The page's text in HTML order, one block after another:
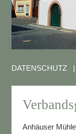
DATENSCHUTZ|
Anhäuser Mühle